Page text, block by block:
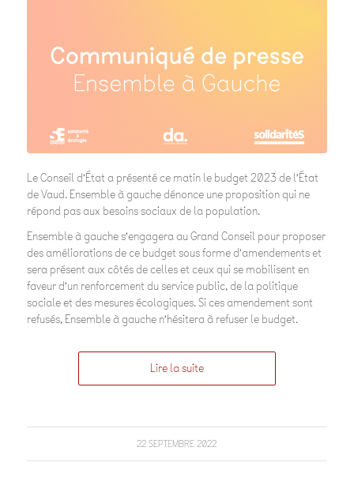
Le Conseil d’État a présenté ce matin le budget 2023 de l’État
de Vaud. Ensemble à gauche dénonce une proposition qui ne
répond pas aux besoins sociaux de la population.
Ensemble à gauche s’engagera au Grand Conseil pour proposer
des améliorations de ce budget sous forme d’amendements et
sera présent aux côtés de celles et ceux qui se mobilisent en
faveur d’un renforcement du service public, de la politique
sociale et des mesures écologiques. Si ces amendement sont
refusés, Ensemble à gauche n’hésitera à refuser le budget.
Lire la suite
22 SEPTEMBRE 2022